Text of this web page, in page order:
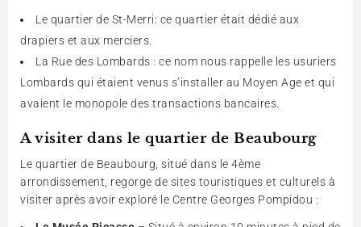
Le quartier de St-Merri: ce quartier était dédié aux
drapiers et aux merciers.
La Rue des Lombards : ce nom nous rappelle les usuriers
Lombards qui étaient venus s’installer au Moyen Age et qui
avaient le monopole des transactions bancaires.
A visiter dans le quartier de Beaubourg
Le quartier de Beaubourg, situé dans le 4ème
arrondissement, regorge de sites touristiques et culturels à
visiter après avoir exploré le Centre Georges Pompidou :